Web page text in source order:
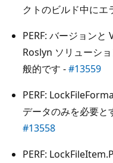
クトのビルド中にエ
PERF: バージョンと
Roslyn ソリューシ
般的です -#13559
PERF:
データのみを必要と
#13558
PERF: